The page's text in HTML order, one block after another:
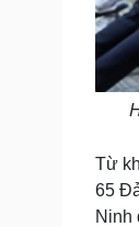
Từ
65
Ninh